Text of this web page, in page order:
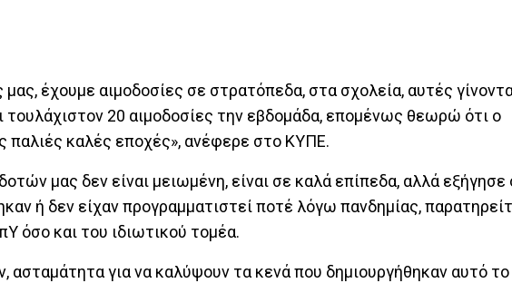
έχουμε αιμοδοσίες σε στρατόπεδα, στα σχολεία, αυτές
τουλάχιστον 20 αιμοδοσίες την εβδομάδα, επομένως θεωρώ ότι ο
παλιές καλές εποχές», ανέφερε στο ΚΥΠΕ.
μας δεν είναι μειωμένη, είναι σε καλά επίπεδα, αλλά εξήγησε
ή δεν είχαν προγραμματιστεί ποτέ λόγω πανδημίας,
όσο και του ιδιωτικού τομέα.
ασταμάτητα για να καλύψουν τα κενά που δημιουργήθηκαν αυτό